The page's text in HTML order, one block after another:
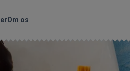
Om os